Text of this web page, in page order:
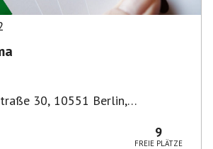
30, 10551 Berlin,
9
FREIE PLÄTZE